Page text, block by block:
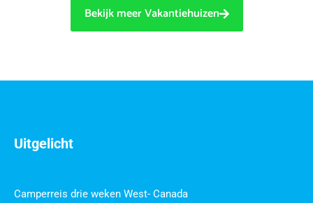
Bekijk meer Vakantiehuizen
Uitgelicht
Camperreis drie weken West- Canada